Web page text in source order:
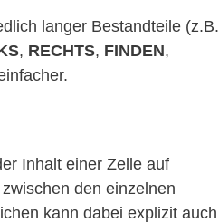
langer Bestandteile (z.B.
, RECHTS, FINDEN,
Inhalt einer Zelle auf
den einzelnen
kann dabei explizit auch